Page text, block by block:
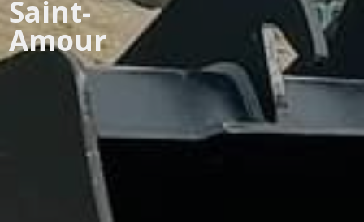
Saint-
Amour